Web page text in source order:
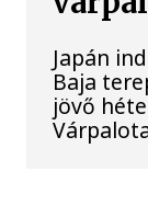
Japán
Baja
jövő